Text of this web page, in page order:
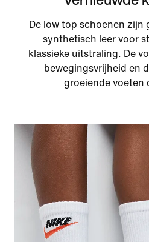
De low top schoenen zijn
synthetisch leer voor
klassieke uitstraling. De
bewegingsvrijheid en
groeiende voeten